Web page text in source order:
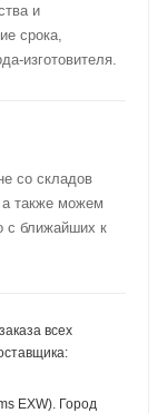
и
срока,
изготовителя.
со складов
а также можем
с ближайших к
всех
EXW). Город